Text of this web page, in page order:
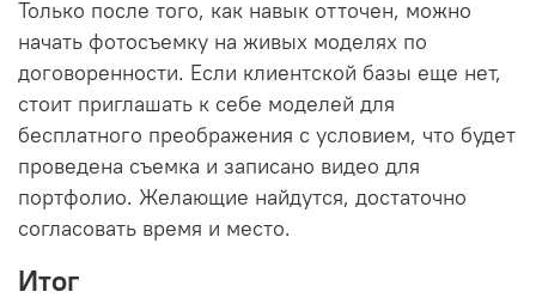
Только после того, как навык отточен, можно
начать фотосъемку на живых моделях по
договоренности. Если клиентской базы еще нет,
стоит приглашать к себе моделей для
бесплатного преображения с условием, что будет
проведена съемка и записано видео для
портфолио. Желающие найдутся, достаточно
согласовать время и место.
Итог